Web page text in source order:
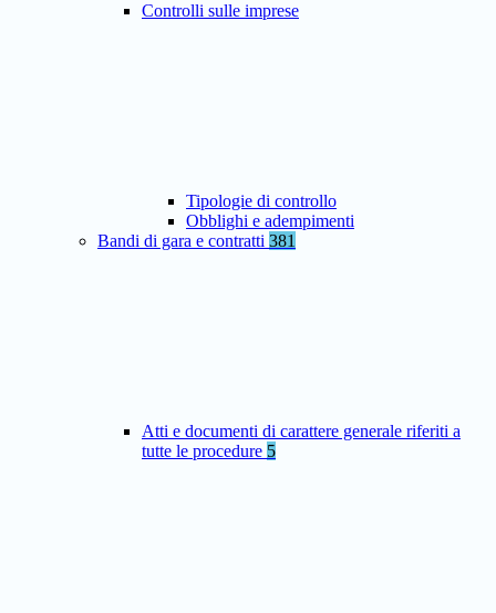
Controlli sulle imprese
Tipologie di controllo
Obblighi e adempimenti
Bandi di gara e contratti 381
Atti e documenti di carattere generale riferiti a
tutte le procedure 5